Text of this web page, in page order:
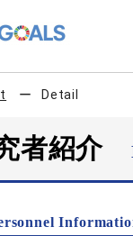
Detail
者紹介